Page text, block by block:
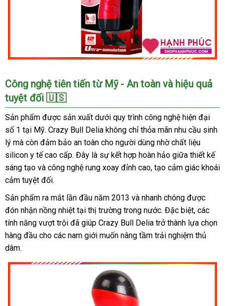
Âm
Đạo
Giả
Crazy
Bull
Delia
Rung
Xoay
SHP910
Kích
Cực
Mạnh
Công nghệ tiên tiến từ Mỹ - An toàn và hiệu quả
tuyệt đối 🇺🇸
Sản phẩm được sản xuất dưới quy trình công nghệ hiện đại
số 1 tại Mỹ. Crazy Bull Delia không chỉ thỏa mãn nhu cầu sinh
lý mà còn đảm bảo an toàn cho người dùng nhờ chất liệu
silicon y tế cao cấp. Đây là sự kết hợp hoàn hảo giữa thiết kế
sáng tạo và công nghệ rung xoay đỉnh cao, tạo cảm giác khoái
cảm tuyệt đối.
Sản phẩm ra mắt lần đầu năm 2013 và nhanh chóng được
đón nhận nồng nhiệt tại thị trường trong nước. Đặc biệt, các
tính năng vượt trội đã giúp Crazy Bull Delia trở thành lựa chọn
hàng đầu cho các nam giới muốn nâng tầm trải nghiệm thủ
dâm.